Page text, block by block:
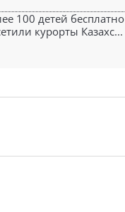
100 детей бесплатно
курорты Казахс...